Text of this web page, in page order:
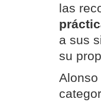
las
a sus
su